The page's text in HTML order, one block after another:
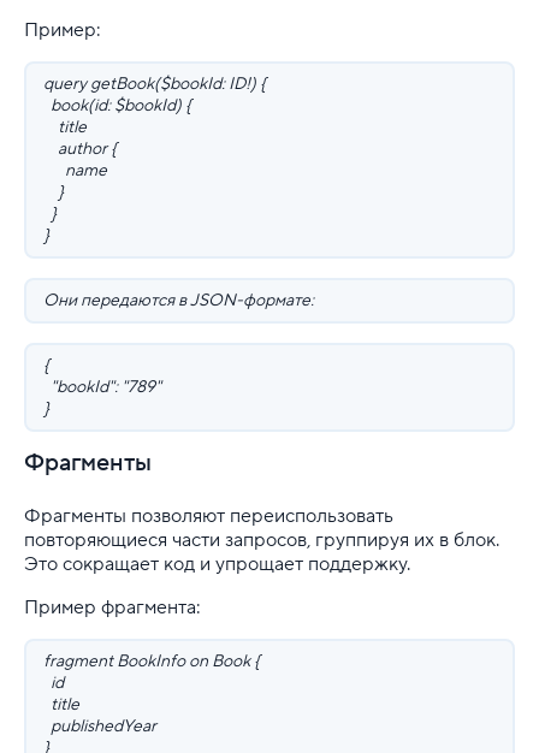
Пример:
query getBook($bookId: ID!) {
book(id: $bookId) {
title
author {
name
}
}
}
Они передаются в JSON-формате:
{
"bookId": "789"
}
Фрагменты
Фрагменты позволяют переиспользовать
повторяющиеся части запросов, группируя их в блок.
Это сокращает код и упрощает поддержку.
Пример фрагмента:
fragment BookInfo on Book {
id
title
publishedYear
}